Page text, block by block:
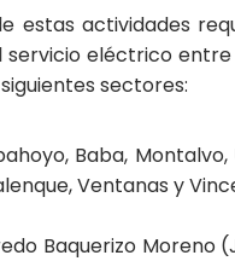
estas actividades
servicio eléctrico entre
sectores:
Baba,
Ventanas y
Baquerizo Moreno